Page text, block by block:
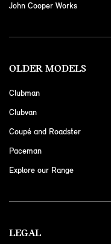
John Cooper Works
OLDER MODELS
Clubman
Clubvan
Coupé and Roadster
Paceman
Explore our Range
LEGAL